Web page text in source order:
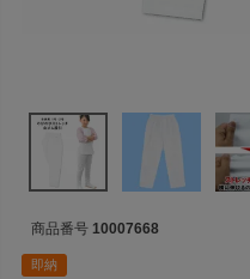
商品番号 10007668
即納